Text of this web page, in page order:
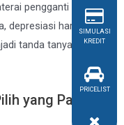
pengganti bisa
depresiasi harga jual
tanda tanya besar
yang Pasti!
SIMULASI
KREDIT
PRICELIST